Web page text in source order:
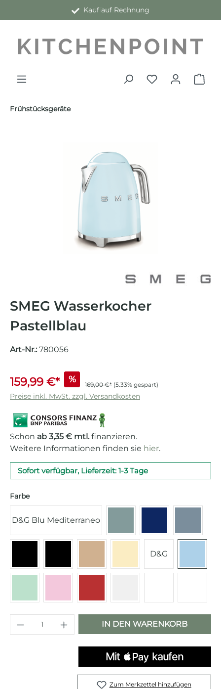
Kauf auf Rechnung
Frühstücksgeräte
SMEG Wasserkocher
Pastellblau
Art-Nr.: 780056
159,99 €* % 169,00 €* (5.33% gespart)
Preise inkl. MwSt. zzgl. Versandkosten
Schon ab 3,35 € mtl. finanzieren.
Weitere Informationen finden sie hier.
Sofort verfügbar, Lieferzeit: 1-3 Tage
Farbeauswählen
D&G Blu Mediterraneo
Champagner matt
Creme
D&G
Produkt Anzahl: Gib den
IN DEN WARENKORB
Zum Merkzettel hinzufügen